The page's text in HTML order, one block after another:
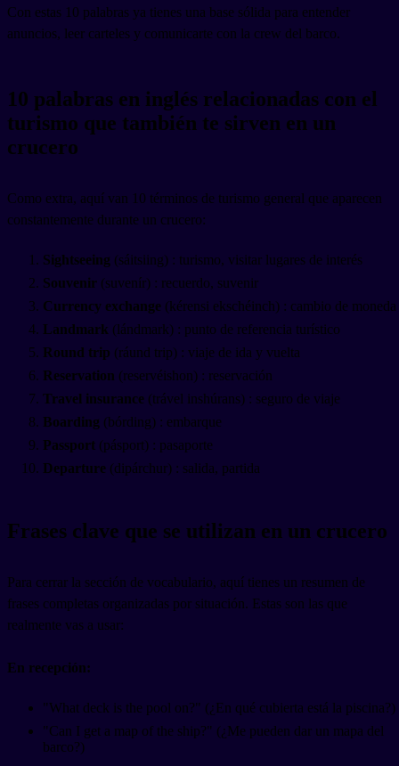
Con estas 10 palabras ya tienes una base sólida para entender
anuncios, leer carteles y comunicarte con la crew del barco.
10 palabras en inglés relacionadas con el
turismo que también te sirven en un
crucero
Como extra, aquí van 10 términos de turismo general que aparecen
constantemente durante un crucero:
Sightseeing (sáitsiing) : turismo, visitar lugares de interés
Souvenir (suvenír) : recuerdo, suvenir
Currency exchange (kérensi ekschéinch) : cambio de moneda
Landmark (lándmark) : punto de referencia turístico
Round trip (ráund trip) : viaje de ida y vuelta
Reservation (reservéishon) : reservación
Travel insurance (trável inshúrans) : seguro de viaje
Boarding (bórding) : embarque
Passport (pásport) : pasaporte
Departure (dipárchur) : salida, partida
Frases clave que se utilizan en un crucero
Para cerrar la sección de vocabulario, aquí tienes un resumen de
frases completas organizadas por situación. Estas son las que
realmente vas a usar:
En recepción:
"What deck is the pool on?" (¿En qué cubierta está la piscina?)
"Can I get a map of the ship?" (¿Me pueden dar un mapa del
barco?)